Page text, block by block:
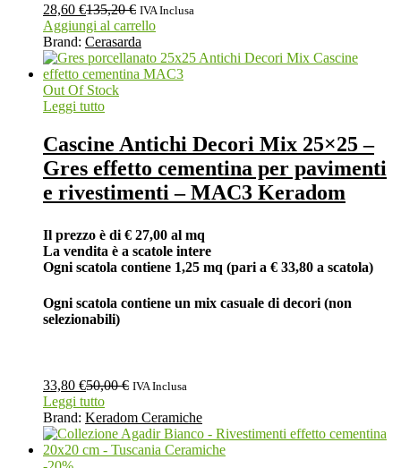
28,60 €135,20€ IVA Inclusa
Aggiungi al carrello
Brand: Cerasarda
Out Of Stock
Leggi tutto
Cascine Antichi Decori Mix 25×25 –
Gres effetto cementina per pavimenti
e rivestimenti – MAC3 Keradom
Il prezzo è di € 27,00 al mq
La vendita è a scatole intere
Ogni scatola contiene 1,25 mq (pari a € 33,80 a scatola)
Ogni scatola contiene un mix casuale di decori (non
selezionabili)
33,80 €50,00€ IVA Inclusa
Leggi tutto
Brand: Keradom Ceramiche